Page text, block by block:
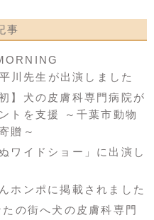
事
川先生が出演しました
】犬の皮膚科専門病院が
トを支援 ～千葉市動物
贈～
ワイドショー」に出演し
ホンポに掲載されました
の街へ犬の皮膚科専門